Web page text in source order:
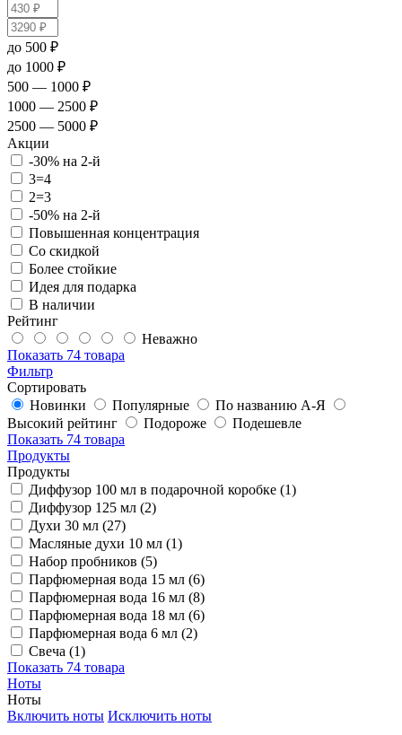
до 500 ₽
до 1000 ₽
500 — 1000 ₽
1000 — 2500 ₽
2500 — 5000 ₽
Акции
-30% на 2-й
3=4
2=3
-50% на 2-й
Повышенная концентрация
Со скидкой
Более стойкие
Идея для подарка
В наличии
Рейтинг
Неважно
Показать 74 товара
Фильтр
Сортировать
Новинки
Популярные
По названию А-Я
Высокий рейтинг
Подороже
Подешевле
Показать 74 товара
Продукты
Продукты
Диффузор 100 мл в подарочной коробке (1)
Диффузор 125 мл (2)
Духи 30 мл (27)
Масляные духи 10 мл (1)
Набор пробников (5)
Парфюмерная вода 15 мл (6)
Парфюмерная вода 16 мл (8)
Парфюмерная вода 18 мл (6)
Парфюмерная вода 6 мл (2)
Свеча (1)
Показать 74 товара
Ноты
Ноты
Включить ноты Исключить ноты